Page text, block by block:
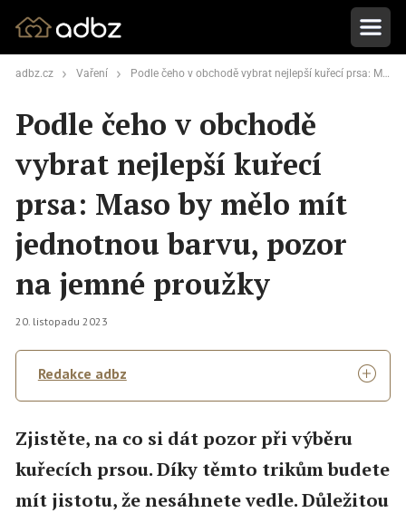
adbz.cz Vaření Podle čeho v obchodě vybrat nejlepší kuřecí prsa: Maso by mělo mít jednotnou barvu, pozor na jemné proužky
Podle čeho v obchodě
vybrat nejlepší kuřecí
prsa: Maso by mělo mít
jednotnou barvu, pozor
na jemné proužky
20. listopadu 2023
Redakce adbz
Zjistěte, na co si dát pozor při výběru
kuřecích prsou. Díky těmto trikům budete
mít jistotu, že nesáhnete vedle. Důležitou